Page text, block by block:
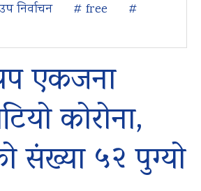
निर्वाचन # free
#
एकजना
कोरोना,
संख्या ५२ पुग्यो